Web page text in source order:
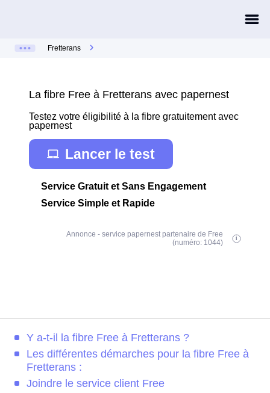
Fretterans
La fibre Free à Fretterans avec papernest
Testez votre éligibilité à la fibre gratuitement avec
papernest
Lancer le test
Service Gratuit et Sans Engagement
Service Simple et Rapide
Annonce - service papernest partenaire de Free
(numéro: 1044)
Y a-t-il la fibre Free à Fretterans ?
Les différentes démarches pour la fibre Free à
Fretterans :
Joindre le service client Free